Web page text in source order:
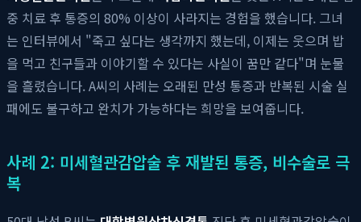
중 치료 후 통증의 80% 이상이 사라지는 경험을 했습니다. 그녀
는 인터뷰에서 "죽고 싶다는 생각까지 했는데, 이제는 웃으며 밥
을 먹고 친구들과 이야기할 수 있다는 사실이 꿈만 같다"며 눈물
을 흘렸습니다. A씨의 사례는 오래된 만성 통증과 반복된 시술 실
패에도 불구하고 완치가 가능하다는 희망을 보여줍니다.
사례 2: 미세혈관감압술 후 재발된 통증, 비수술로 극
복